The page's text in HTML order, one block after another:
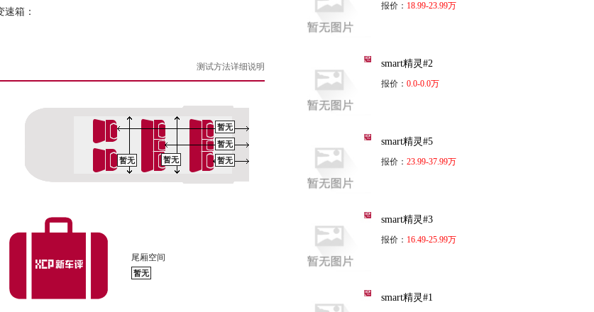
速箱：
测试方法详细说明
暂无
暂无
暂无
暂无
暂无
尾厢空间
暂无
报价： 18.99-23.99万
smart精灵#2
报价： 0.0-0.0万
smart精灵#5
报价： 23.99-37.99万
smart精灵#3
报价： 16.49-25.99万
smart精灵#1